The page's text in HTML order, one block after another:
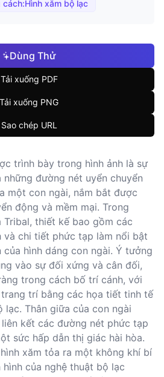
cách:Hình xăm bộ lạc
Dùng Thử
Tải xuống PDF
Tải xuống PNG
Sao chép URL
trình bày trong hình ảnh là sự
đường nét uyển chuyển
một con ngài, nắm bắt được
động và mềm mại. Trong
Tribal, thiết kế bao gồm các
và chi tiết phức tạp làm nổi bật
hình dáng con ngài. Ý tưởng
vào sự đối xứng và cân đối,
trong cách bố trí cánh, với
trí bằng các họa tiết tinh tế
lạc. Thân giữa của con ngài
kết các đường nét phức tạp
sức hấp dẫn thị giác hài hòa.
xăm tỏa ra một không khí bí
của nghệ thuật bộ lạc